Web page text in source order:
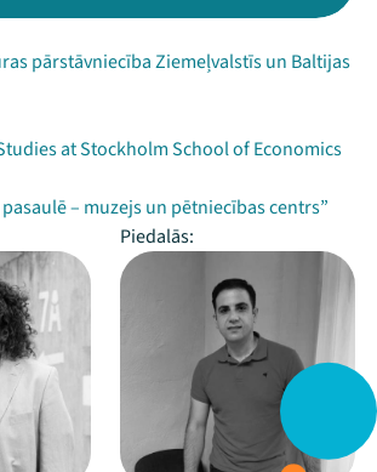
pārstāvniecība Ziemeļvalstīs un Baltijas
at Stockholm School of Economics
– muzejs un pētniecības centrs”
Piedalās: